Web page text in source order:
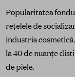
Popularitatea
rețelele de
industria
la 40 de nuanțe
de piele.